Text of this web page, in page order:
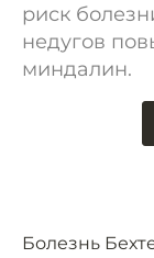
риск
недугов
миндалин.
Болезнь